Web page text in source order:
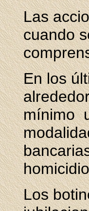
Las
cuando
En los
mínimo
Los